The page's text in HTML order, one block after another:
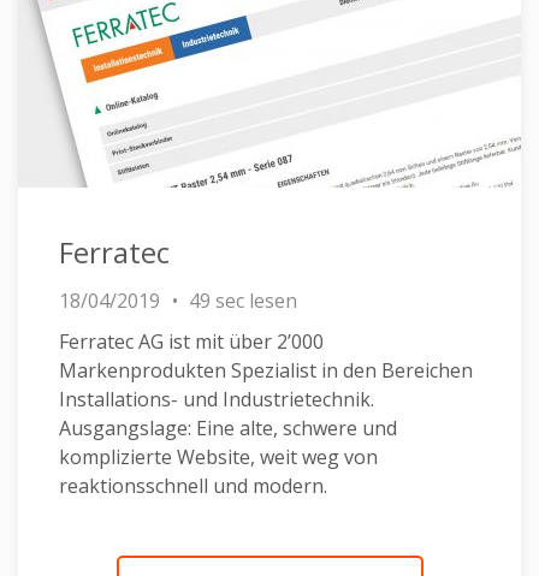
Ferratec
18/04/2019
49 sec lesen
Ferratec AG ist mit über 2’000
Markenprodukten Spezialist in den Bereichen
Installations- und Industrietechnik.
Ausgangslage: Eine alte, schwere und
komplizierte Website, weit weg von
reaktionsschnell und modern.